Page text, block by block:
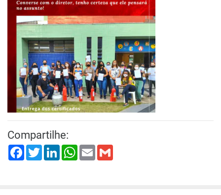
Compartilhe:
FacebookTwitterLinkedInWhatsApp
Email